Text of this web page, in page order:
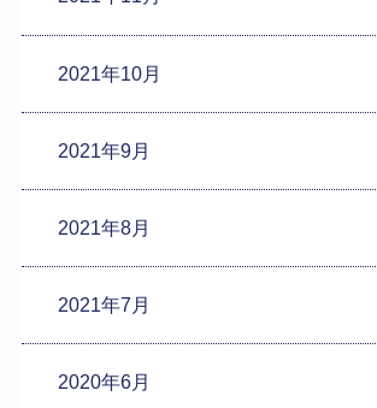
2021年10月
2021年9月
2021年8月
2021年7月
2020年6月